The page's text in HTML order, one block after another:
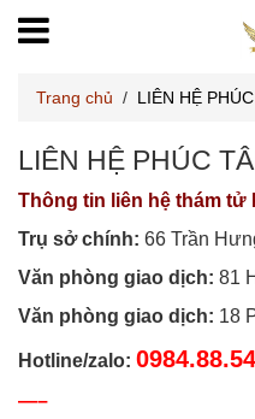
Trang chủ / LIÊN HỆ
LIÊN HỆ PHÚC
Thông tin liên hệ thám tử
Trụ sở chính: 66 Trần
Văn phòng giao dịch: 81
Văn phòng giao dịch: 18
Hotline/zalo:
—–